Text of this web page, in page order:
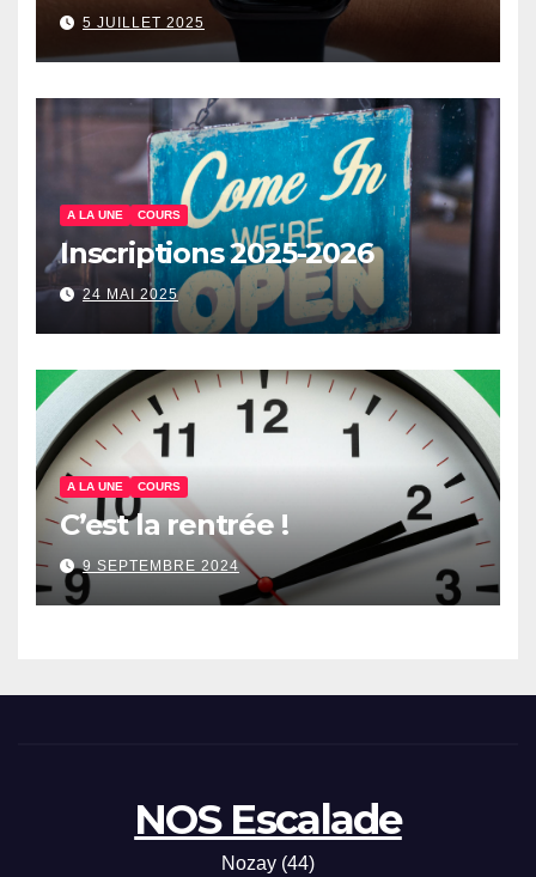
5 JUILLET 2025
A LA UNE COURS
Inscriptions 2025-2026
24 MAI 2025
A LA UNE COURS
C’est la rentrée !
9 SEPTEMBRE 2024
NOS Escalade
Nozay (44)